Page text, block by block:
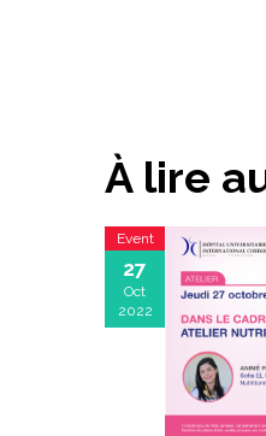
À lire
Event
27
Oct
2022